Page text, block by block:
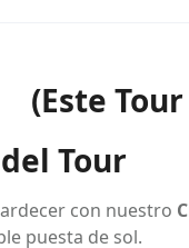
(Este
Tour
con nuestro
puesta de sol.